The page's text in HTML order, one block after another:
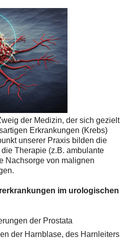
der Medizin, der sich gezielt
Erkrankungen (Krebs)
unserer Praxis bilden die
die Therapie (z.B. ambulante
Nachsorge von malignen
im urologischen
der Prostata
der Harnblase, des Harnleiters